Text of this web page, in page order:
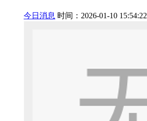
今日消息 时间：2026-01-10 15:54:22